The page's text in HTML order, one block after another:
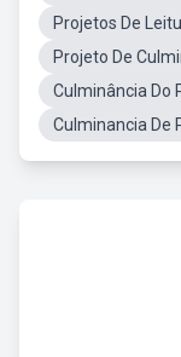
Projetos De
Projeto De
Culminância Do
Culminancia De